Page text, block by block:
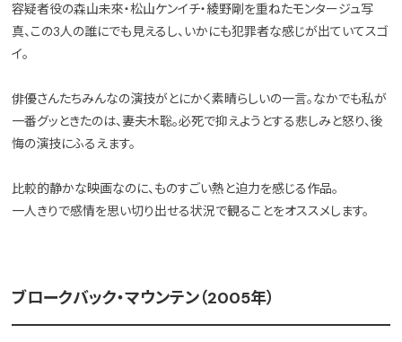
容疑者役の森山未來・松山ケンイチ・綾野剛を重ねたモンタージュ写
真、この3人の誰にでも見えるし、いかにも犯罪者な感じが出ていてスゴ
イ。
俳優さんたちみんなの演技がとにかく素晴らしいの一言。なかでも私が
一番グッときたのは、妻夫木聡。必死で抑えようとする悲しみと怒り、後
悔の演技にふるえます。
比較的静かな映画なのに、ものすごい熱と迫力を感じる作品。
一人きりで感情を思い切り出せる状況で観ることをオススメします。
ブロークバック・マウンテン（2005年）